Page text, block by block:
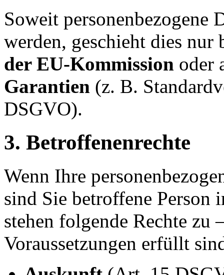
Soweit
werden, geschieht dies nur
der EU-Kommission oder
Garantien (z. B.
DSGVO).
3. Betroffenenrechte
Wenn Ihre
sind Sie betroffene Person
stehen folgende Rechte zu
Voraussetzungen erfüllt